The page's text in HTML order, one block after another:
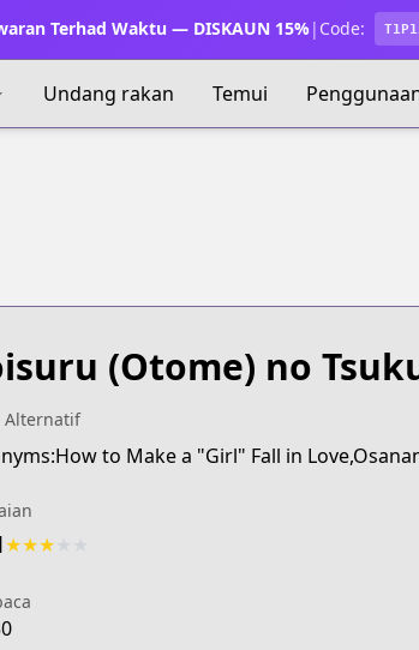
Terhad Waktu — DISKAUN 15%| Code:
Undang rakan Temui
(Otome) no
Alternatif
★★★